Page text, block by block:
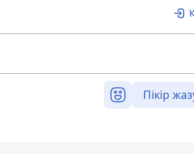
Пікір